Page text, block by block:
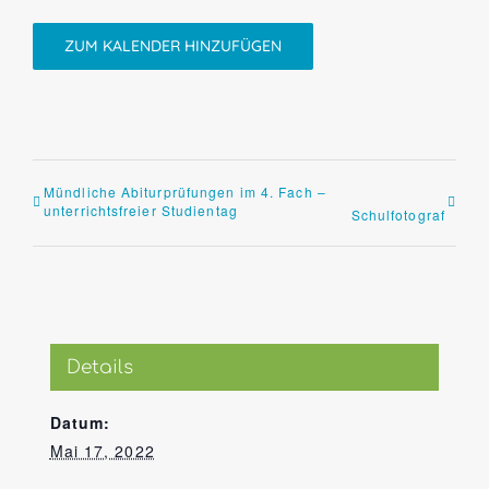
ZUM KALENDER HINZUFÜGEN
Mündliche Abiturprüfungen im 4. Fach –
unterrichtsfreier Studientag
Schulfotograf
Details
Datum:
Mai 17, 2022